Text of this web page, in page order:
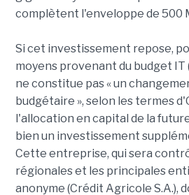
complètent l'enveloppe de 500
Si cet investissement repose,
moyens provenant du budget IT
ne constitue pas « un
budgétaire », selon les termes
l'allocation en capital de la
bien un investissement
Cette entreprise, qui sera
régionales et les principales
anonyme (Crédit Agricole S.A.),